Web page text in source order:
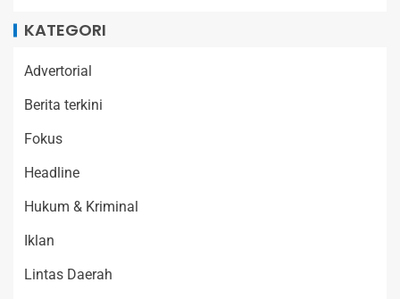
KATEGORI
Advertorial
Berita terkini
Fokus
Headline
Hukum & Kriminal
Iklan
Lintas Daerah